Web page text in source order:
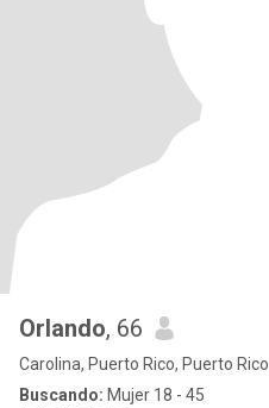
Orlando, 66
Carolina, Puerto Rico, Puerto Rico
Buscando: Mujer 18 - 45